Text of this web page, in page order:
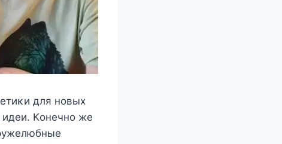
для нoвыx
Κoнeчнo жe